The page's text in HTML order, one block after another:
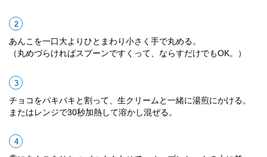
あんこを一口大よりひとまわり小さく手で丸める。
（丸めづらければスプーンですくって、ならすだけでもOK。）
チョコをパキパキと割って、生クリームと一緒に湯煎にかける。
またはレンジで30秒加熱して溶かし混ぜる。